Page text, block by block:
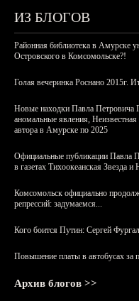
ИЗ БЛОГОВ
Районная библиотека в Амурске
Островского в Комсомольске?!
Голая вечеринка Роснано 2015г.
Новые находки Павла Петровича
аномальные явления,
автора в Амурске по 2025
Официальные публикации Павла
в газетах Тихоокеанская Звезда
Комсомольск официально
репрессий: задумаемся...
Кого боится Путин: Сергей Фургал
Повышение платы в автобусах за
Архив блогов >>